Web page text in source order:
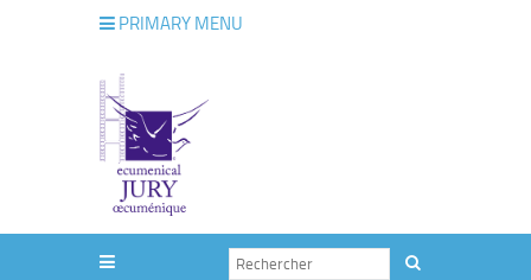
PRIMARY MENU